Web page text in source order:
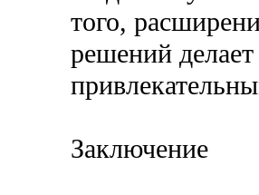
того,
решений
Заключение